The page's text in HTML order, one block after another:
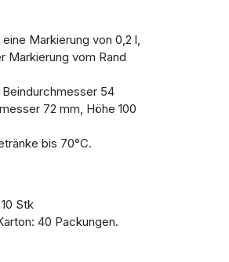
Markierung von 0,2 l,
Markierung vom Rand
54
72 mm, Höhe 100
bis 70°C.
Stk
40 Packungen.